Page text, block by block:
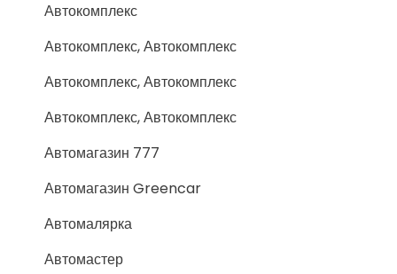
Автокомплекс
Автокомплекс, Автокомплекс
Автокомплекс, Автокомплекс
Автокомплекс, Автокомплекс
Автомагазин 777
Автомагазин Greencar
Автомалярка
Автомастер